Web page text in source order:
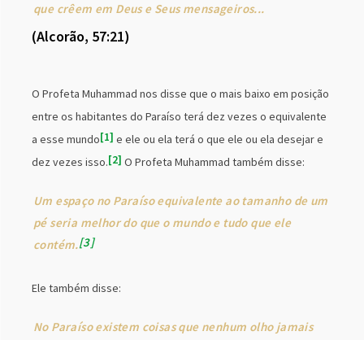
que crêem em Deus e Seus mensageiros...
(Alcorão, 57:21)
O Profeta Muhammad nos disse que o mais baixo em posição
entre os habitantes do Paraíso terá dez vezes o equivalente
a esse mundo 1 e ele ou ela terá o que ele ou ela desejar e
dez vezes isso. 2 O Profeta Muhammad também disse:
Um espaço no Paraíso equivalente ao tamanho de um
pé seria melhor do que o mundo e tudo que ele
contém. 3
Ele também disse:
No Paraíso existem coisas que nenhum olho jamais